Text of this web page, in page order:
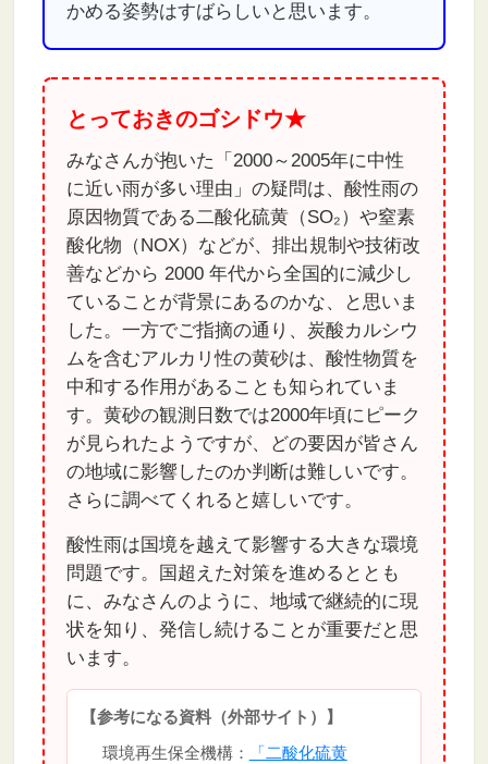
かめる姿勢はすばらしいと思います。
とっておきのゴシドウ★
みなさんが抱いた「2000～2005年に中性
に近い雨が多い理由」の疑問は、酸性雨の
原因物質である二酸化硫黄（SO₂）や窒素
酸化物（NOX）などが、排出規制や技術改
善などから 2000 年代から全国的に減少し
ていることが背景にあるのかな、と思いま
した。一方でご指摘の通り、炭酸カルシウ
ムを含むアルカリ性の黄砂は、酸性物質を
中和する作用があることも知られていま
す。黄砂の観測日数では2000年頃にピーク
が見られたようですが、どの要因が皆さん
の地域に影響したのか判断は難しいです。
さらに調べてくれると嬉しいです。
酸性雨は国境を越えて影響する大きな環境
問題です。国超えた対策を進めるととも
に、みなさんのように、地域で継続的に現
状を知り、発信し続けることが重要だと思
います。
【参考になる資料（外部サイト）】
環境再生保全機構：
「二酸化硫黄